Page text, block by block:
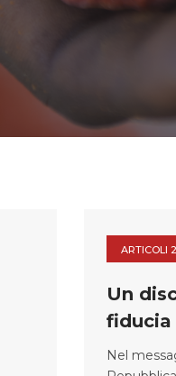
ARTICOLI
Un
fiducia
Nel